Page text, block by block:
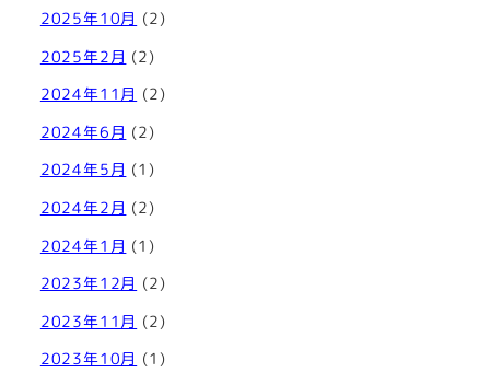
2025年10月 (2)
2025年2月 (2)
2024年11月 (2)
2024年6月 (2)
2024年5月 (1)
2024年2月 (2)
2024年1月 (1)
2023年12月 (2)
2023年11月 (2)
2023年10月 (1)